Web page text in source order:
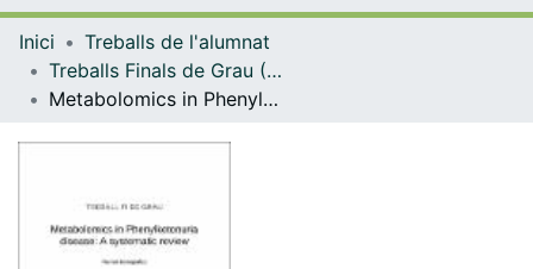
Navega per tot el DD
Com publicar
Inici
Treballs de l'alumnat
Treballs Finals de Grau (TFG) - Nutrició Humana i Dietètica
Metabolomics in Phenylketonuria disease: A systematic review